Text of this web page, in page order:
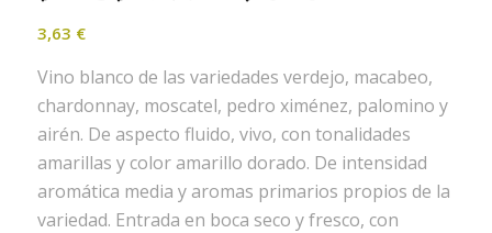
3,63 €
Vino blanco de las variedades verdejo, macabeo,
chardonnay, moscatel, pedro ximénez, palomino y
airén. De aspecto fluido, vivo, con tonalidades
amarillas y color amarillo dorado. De intensidad
aromática media y aromas primarios propios de la
variedad. Entrada en boca seco y fresco, con